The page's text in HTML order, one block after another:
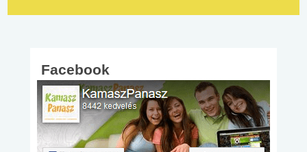
Facebook